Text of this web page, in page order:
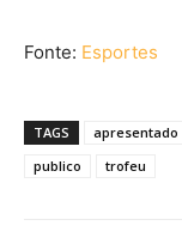
Fonte: Esportes
TAGS apresentado
publico
trofeu